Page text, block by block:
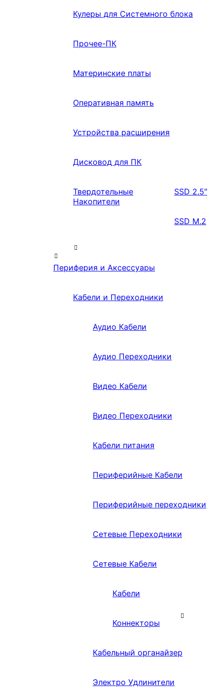
Кулеры для Системного блока
Прочее-ПК
Материнские платы
Оперативная память
Устройства расширения
Дисковод для ПК
Твердотельные
Накопители
SSD 2.5″
SSD M.2
Периферия и Аксессуары
Кабели и Переходники
Аудио Кабели
Аудио Переходники
Видео Кабели
Видео Переходники
Кабели питания
Периферийные Кабели
Периферийные переходники
Сетевые Переходники
Сетевые Кабели
Кабели
Коннекторы
Кабельный органайзер
Электро Удлинители